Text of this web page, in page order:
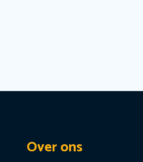
Over ons